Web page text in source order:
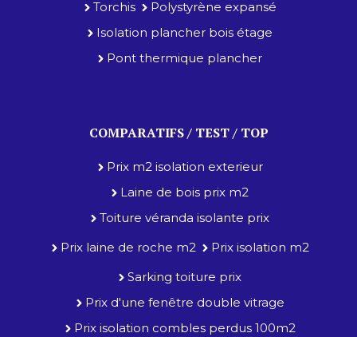
Torchis
Polystyrène expansé
Isolation plancher bois étage
Pont thermique plancher
COMPARATIFS / TEST / TOP
Prix m2 isolation exterieur
Laine de bois prix m2
Toiture véranda isolante prix
Prix laine de roche m2
Prix isolation m2
Sarking toiture prix
Prix d'une fenêtre double vitrage
Prix isolation combles perdus 100m2